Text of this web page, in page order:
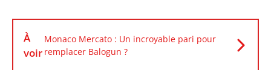
À
voir
Monaco Mercato : Un incroyable pari pour
remplacer Balogun ?